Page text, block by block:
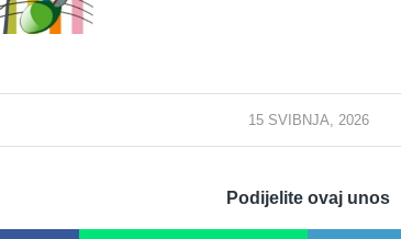
15 SVIBNJA, 2026
Podijelite ovaj unos